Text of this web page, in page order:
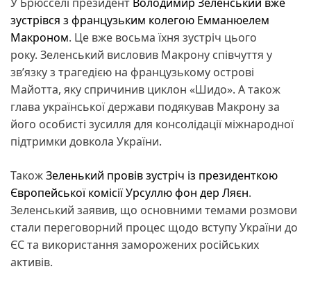
зустрівся з французьким колегою Емманюелем
Макроном. Це вже восьма їхня зустріч цього
року. Зеленський висловив Макрону співчуття у
зв’язку з трагедією на французькому острові
Майотта, яку спричинив циклон «Шидо». А також
глава української держави подякував Макрону за
його особисті зусилля для консолідації міжнародної
підтримки довкола України.
ТакожЗеленький провів зустріч із президенткою
Європейської комісії Урсуллю фон дер Ляєн.
Зеленський заявив, що основними темами розмови
стали переговорний процес щодо вступу України до
ЄС та використання заморожених російських
активів.